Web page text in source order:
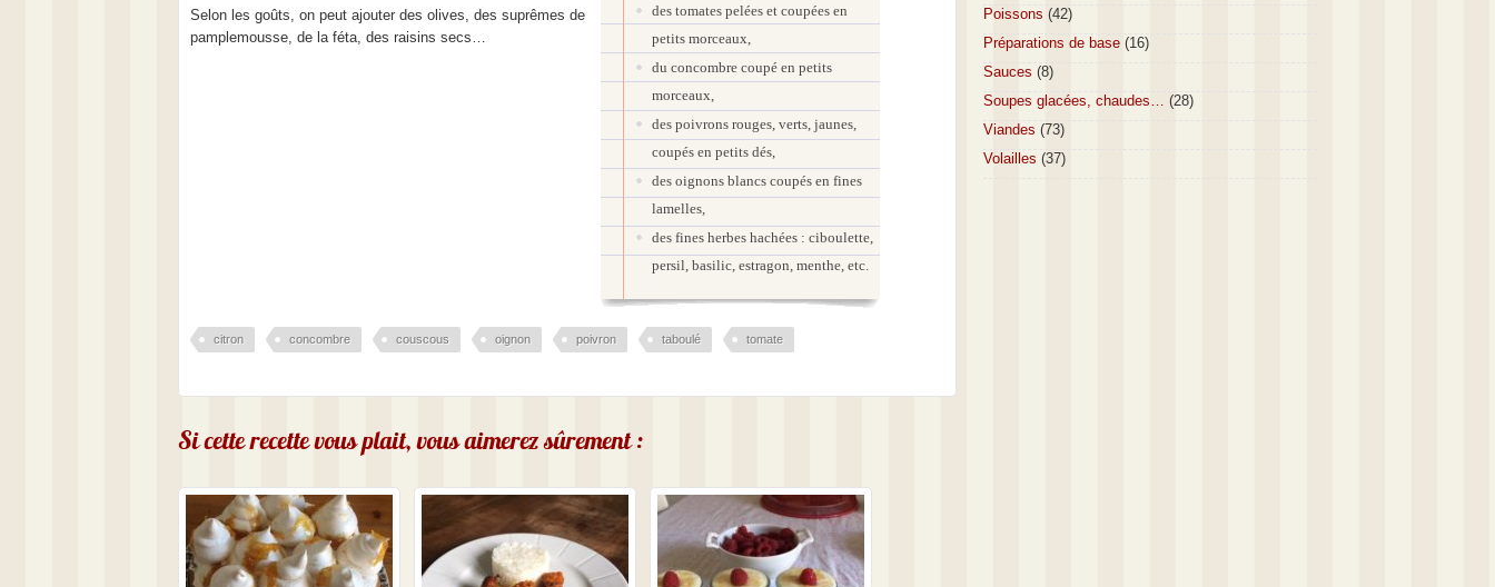
des tomates pelées et coupées en
petits morceaux,
du concombre coupé en petits
morceaux,
des poivrons rouges, verts, jaunes,
coupés en petits dés,
des oignons blancs coupés en fines
lamelles,
des fines herbes hachées : ciboulette,
persil, basilic, estragon, menthe, etc.
Selon les goûts, on peut ajouter des olives, des suprêmes de
pamplemousse, de la féta, des raisins secs…
citron concombre couscous oignon poivron taboulé tomate
Si cette recette vous plait, vous aimerez sûrement :
Poissons (42)
Préparations de base (16)
Sauces (8)
Soupes glacées, chaudes… (28)
Viandes (73)
Volailles (37)